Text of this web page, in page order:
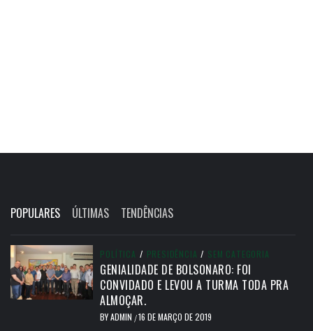
POPULARES ÚLTIMAS TENDÊNCIAS
POLÍTICA / PRESIDÊNCIA / SEM CATEGORIA
GENIALIDADE DE BOLSONARO: FOI
CONVIDADO E LEVOU A TURMA TODA PRA
ALMOÇAR.
BYADMIN /16 DE MARÇO DE 2019